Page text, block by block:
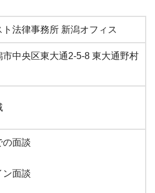
法律事務所 新潟オフィス
市中央区東大通2-5-8 東大通野村
の面談
ン面談